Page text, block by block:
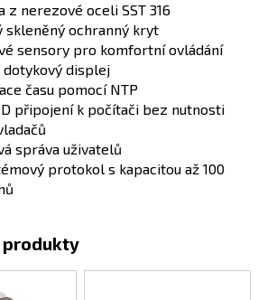
z nerezové oceli SST 316
skleněný ochranný kryt
sensory pro komfortní ovládání
dotykový displej
času pomocí NTP
připojení k počítači bez nutnosti
správa uživatelů
protokol s kapacitou až 100
produkty